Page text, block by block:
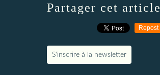
Partager cet article
Repost
S'inscrire à la newsletter